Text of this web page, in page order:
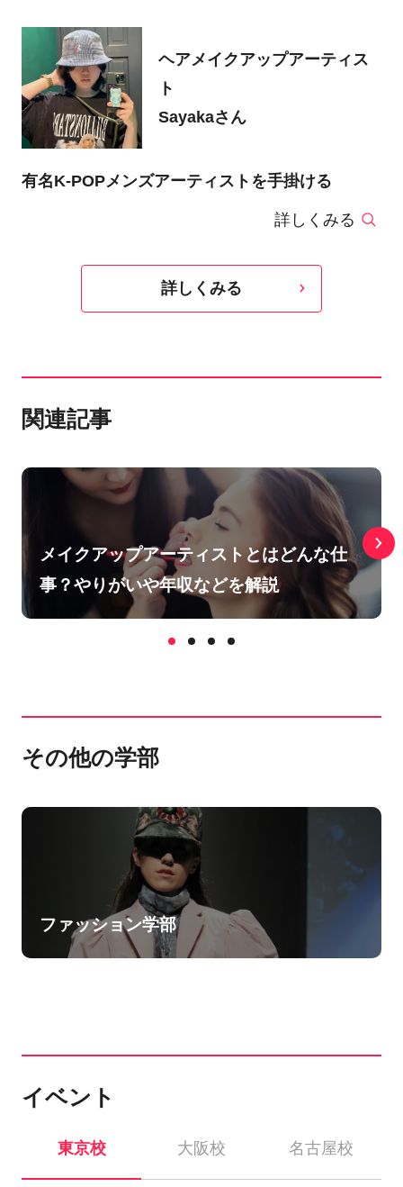
ヘアメイクアップアーティス
ト
Sayakaさん
有名K-POPメンズアーティストを手掛ける
詳しくみる
詳しくみる
関連記事
メイクアップアーティストとはどんな仕
事？やりがいや年収などを解説
その他の学部
ファッション学部
イベント
東京校 大阪校 名古屋校